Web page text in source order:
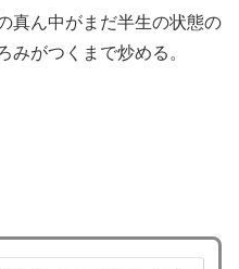
真ん中がまだ半生の状態の
みがつくまで炒める。